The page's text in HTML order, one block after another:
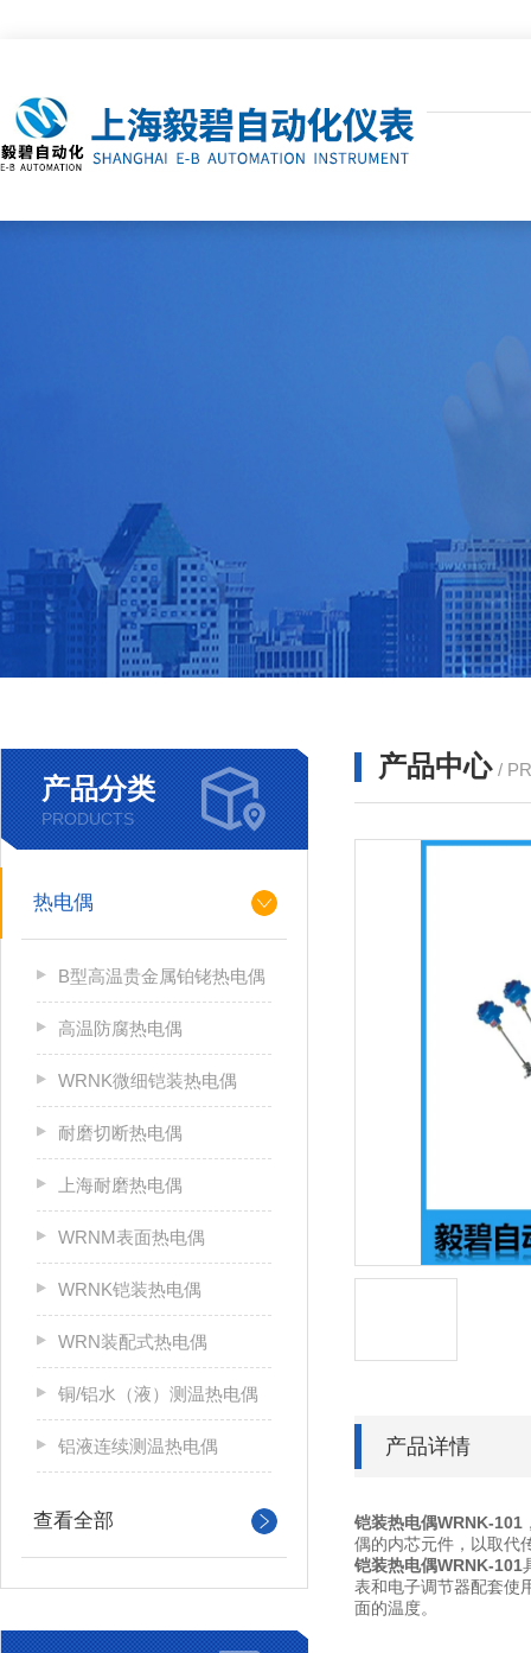
产品分类
PRODUCTS
热电偶
B型高温贵金属铂铑热电偶
高温防腐热电偶
WRNK微细铠装热电偶
耐磨切断热电偶
上海耐磨热电偶
WRNM表面热电偶
WRNK铠装热电偶
WRN装配式热电偶
铜/铝水（液）测温热电偶
铝液连续测温热电偶
查看全部
产品中心 /
产品详情
铠装热电偶WRNK-101
偶的内芯元件，以取代
铠装热电偶WRNK-101
表和电子调节器配套使
面的温度。